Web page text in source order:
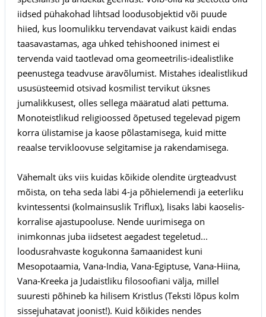
iidsed pühakohad lihtsad loodusobjektid või puude
hiied, kus loomulikku tervendavat vaikust käidi endas
taasavastamas, aga uhked tehishooned inimest ei
tervenda vaid taotlevad oma geomeetrilis-idealistlike
peenustega teadvuse äravõlumist. Mistahes idealistlikud
ususüsteemid otsivad kosmilist tervikut üksnes
jumalikkusest, olles sellega määratud alati pettuma.
Monoteistlikud religioossed õpetused tegelevad pigem
korra ülistamise ja kaose põlastamisega, kuid mitte
reaalse tervikloovuse selgitamise ja rakendamisega.
Vähemalt üks viis kuidas kõikide olendite ürgteadvust
mõista, on teha seda läbi 4-ja põhielemendi ja eeterliku
kvintessentsi (kolmainsuslik Triflux), lisaks läbi kaoselis-
korralise ajastupooluse. Nende uurimisega on
inimkonnas juba iidsetest aegadest tegeletud...
loodusrahvaste kogukonna šamaanidest kuni
Mesopotaamia, Vana-India, Vana-Egiptuse, Vana-Hiina,
Vana-Kreeka ja Judaistliku filosoofiani välja, millel
suuresti põhineb ka hilisem Kristlus (Teksti lõpus kolm
sissejuhatavat joonist!). Kuid kõikides nendes